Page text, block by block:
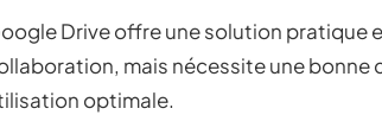
Drive offre une solution pratique
mais nécessite une bonne
optimale.